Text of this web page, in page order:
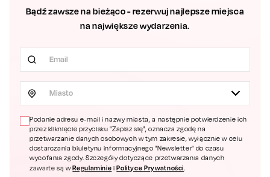
Bądź zawsze na bieżąco - rezerwuj najlepsze miejsca
na największe wydarzenia.
Miasto
Podanie adresu e-mail i nazwy miasta, a następnie potwierdzenie ich
przez kliknięcie przycisku "Zapisz się", oznacza zgodę na
przetwarzanie danych osobowych w tym zakresie, wyłącznie w celu
dostarczania biuletynu informacyjnego "Newsletter" do czasu
wycofania zgody. Szczegóły dotyczące przetwarzania danych
zawarte są wRegulaminie iPolityce Prywatności.